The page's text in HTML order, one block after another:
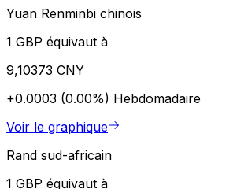
Yuan Renminbi chinois
1 GBP équivaut à
9,10373 CNY
+0.0003 (0.00%) Hebdomadaire
Voir le graphique
Rand sud-africain
1 GBP équivaut à